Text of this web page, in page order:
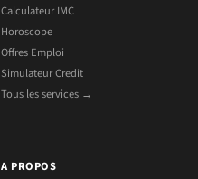
Calculateur IMC
Horoscope
Offres Emploi
Simulateur Credit
Tous les services →
A PROPOS